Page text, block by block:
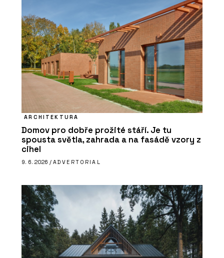
ARCHITEKTURA
Domov pro dobře prožité stáří. Je tu
spousta světla, zahrada a na fasádě vzory z
cihel
9. 6. 2026 / ADVERTORIAL